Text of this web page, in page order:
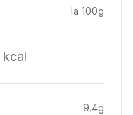
la 100g
kcal
9.4g